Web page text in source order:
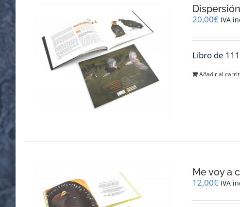
20,00€ IVA
Libro de
Añadir al
Me voy a
12,00€ IVA